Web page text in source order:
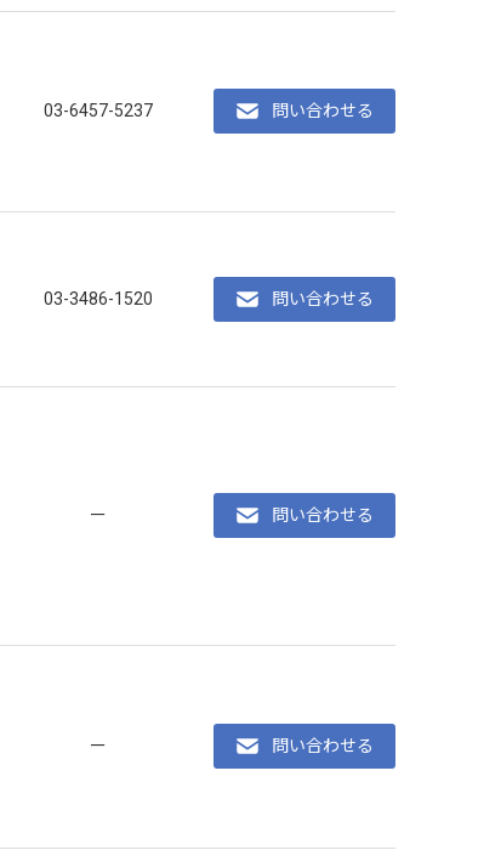
03-6457-5237 問い合わせる
03-3486-1520 問い合わせる
ー 問い合わせる
ー 問い合わせる